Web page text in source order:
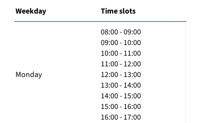
Weekday Time slots
Monday
08:00 - 09:00
09:00 - 10:00
10:00 - 11:00
11:00 - 12:00
12:00 - 13:00
13:00 - 14:00
14:00 - 15:00
15:00 - 16:00
16:00 - 17:00